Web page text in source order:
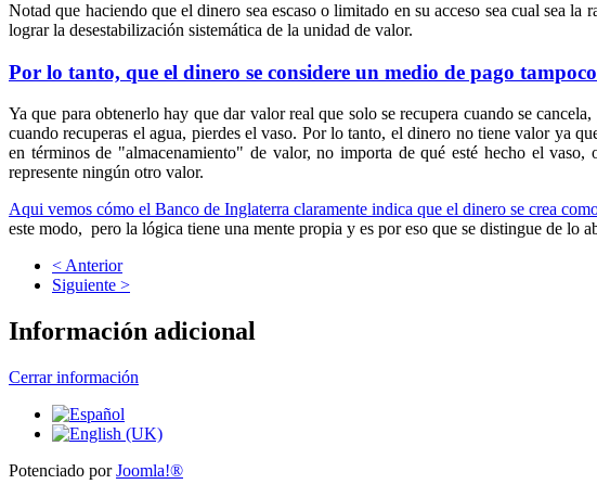
Notad que haciendo que el dinero sea escaso o limitado en su acceso sea cual sea
lograr la desestabilización sistemática de la unidad de valor.
Por lo tanto, que el dinero se considere un medio de pago
Ya que para obtenerlo hay que dar valor real que solo se recupera cuando se
cuando recuperas el agua, pierdes el vaso. Por lo tanto, el dinero no tiene valor ya
en términos de "almacenamiento" de valor, no importa de qué esté hecho el vaso,
represente ningún otro valor.
Aqui vemos cómo el Banco de Inglaterra claramente indica que el dinero se crea
este modo, pero la lógica tiene una mente propia y es por eso que se distingue de lo
< Anterior
Siguiente >
Información adicional
Cerrar información
Potenciado porJoomla!®